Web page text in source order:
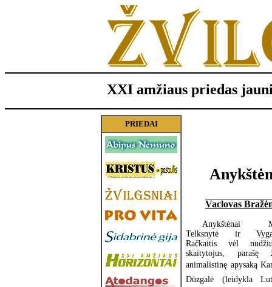
XXI amžiaus priedas
PRIEDAI
Vaclovas
Anykštėnai
Telksnytė ir
Račkaitis vėl
skaitytojus, parašę
animalistinę apysaką
Dūzgalė (leidykla